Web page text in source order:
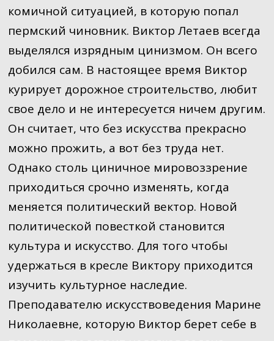
комичной ситуацией, в которую попал
пермский чиновник. Виктор Летаев всегда
выделялся изрядным цинизмом. Он всего
добился сам. В настоящее время Виктор
курирует дорожное строительство, любит
свое дело и не интересуется ничем другим.
Он считает, что без искусства прекрасно
можно прожить, а вот без труда нет.
Однако столь циничное мировоззрение
приходиться срочно изменять, когда
меняется политический вектор. Новой
политической повесткой становится
культура и искусство. Для того чтобы
удержаться в кресле Виктору приходится
изучить культурное наследие.
Преподавателю искусствоведения Марине
Николаевне, которую Виктор берет себе в